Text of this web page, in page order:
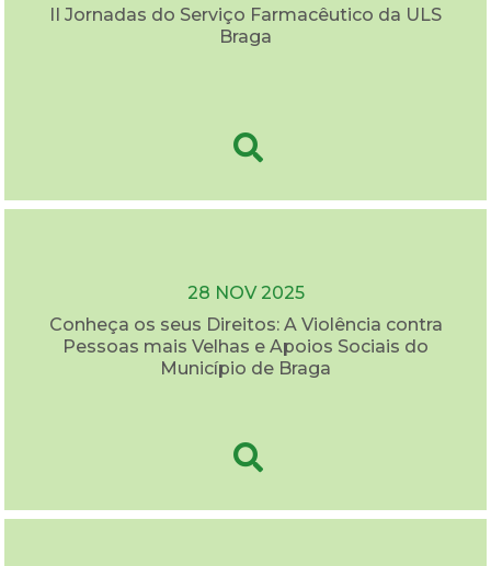
II Jornadas do Serviço Farmacêutico da ULS
Braga
28 NOV 2025
Conheça os seus Direitos: A Violência contra
Pessoas mais Velhas e Apoios Sociais do
Município de Braga